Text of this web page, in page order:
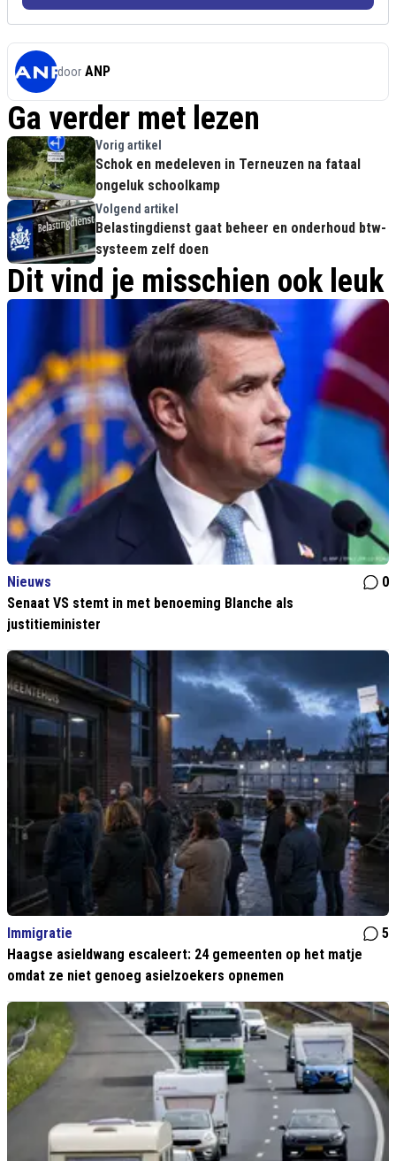
door ANP
Ga verder met lezen
Vorig artikel
Schok en medeleven in Terneuzen na fataal
ongeluk schoolkamp
Volgend artikel
Belastingdienst gaat beheer en onderhoud btw-
systeem zelf doen
Dit vind je misschien ook leuk
Nieuws
0
Senaat VS stemt in met benoeming Blanche als
justitieminister
Immigratie
5
Haagse asieldwang escaleert: 24 gemeenten op het matje
omdat ze niet genoeg asielzoekers opnemen